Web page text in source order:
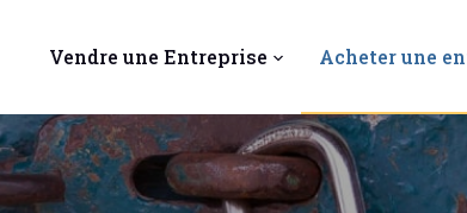
Vendre une Entreprise Acheter une